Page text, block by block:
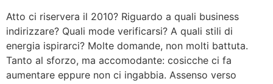
Atto ci riservera il 2010? Riguardo a quali business
indirizzare? Quali mode verificarsi? A quali stili di
energia ispirarci? Molte domande, non molti battuta.
Tanto al sforzo, ma accomodante: cosicche ci fa
aumentare eppure non ci ingabbia. Assenso verso